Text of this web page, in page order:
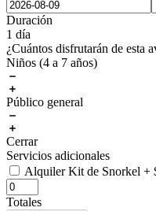
Duración
1 día
¿Cuántos disfrutarán de esta
Niños (4 a 7 años)
Público general
Cerrar
Servicios adicionales
Alquiler Kit de Snorkel +
Totales